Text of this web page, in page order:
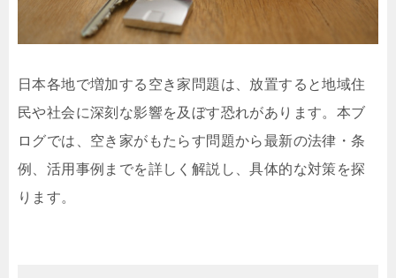
日本各地で増加する空き家問題は、放置すると地域住
民や社会に深刻な影響を及ぼす恐れがあります。本ブ
ログでは、空き家がもたらす問題から最新の法律・条
例、活用事例までを詳しく解説し、具体的な対策を探
ります。